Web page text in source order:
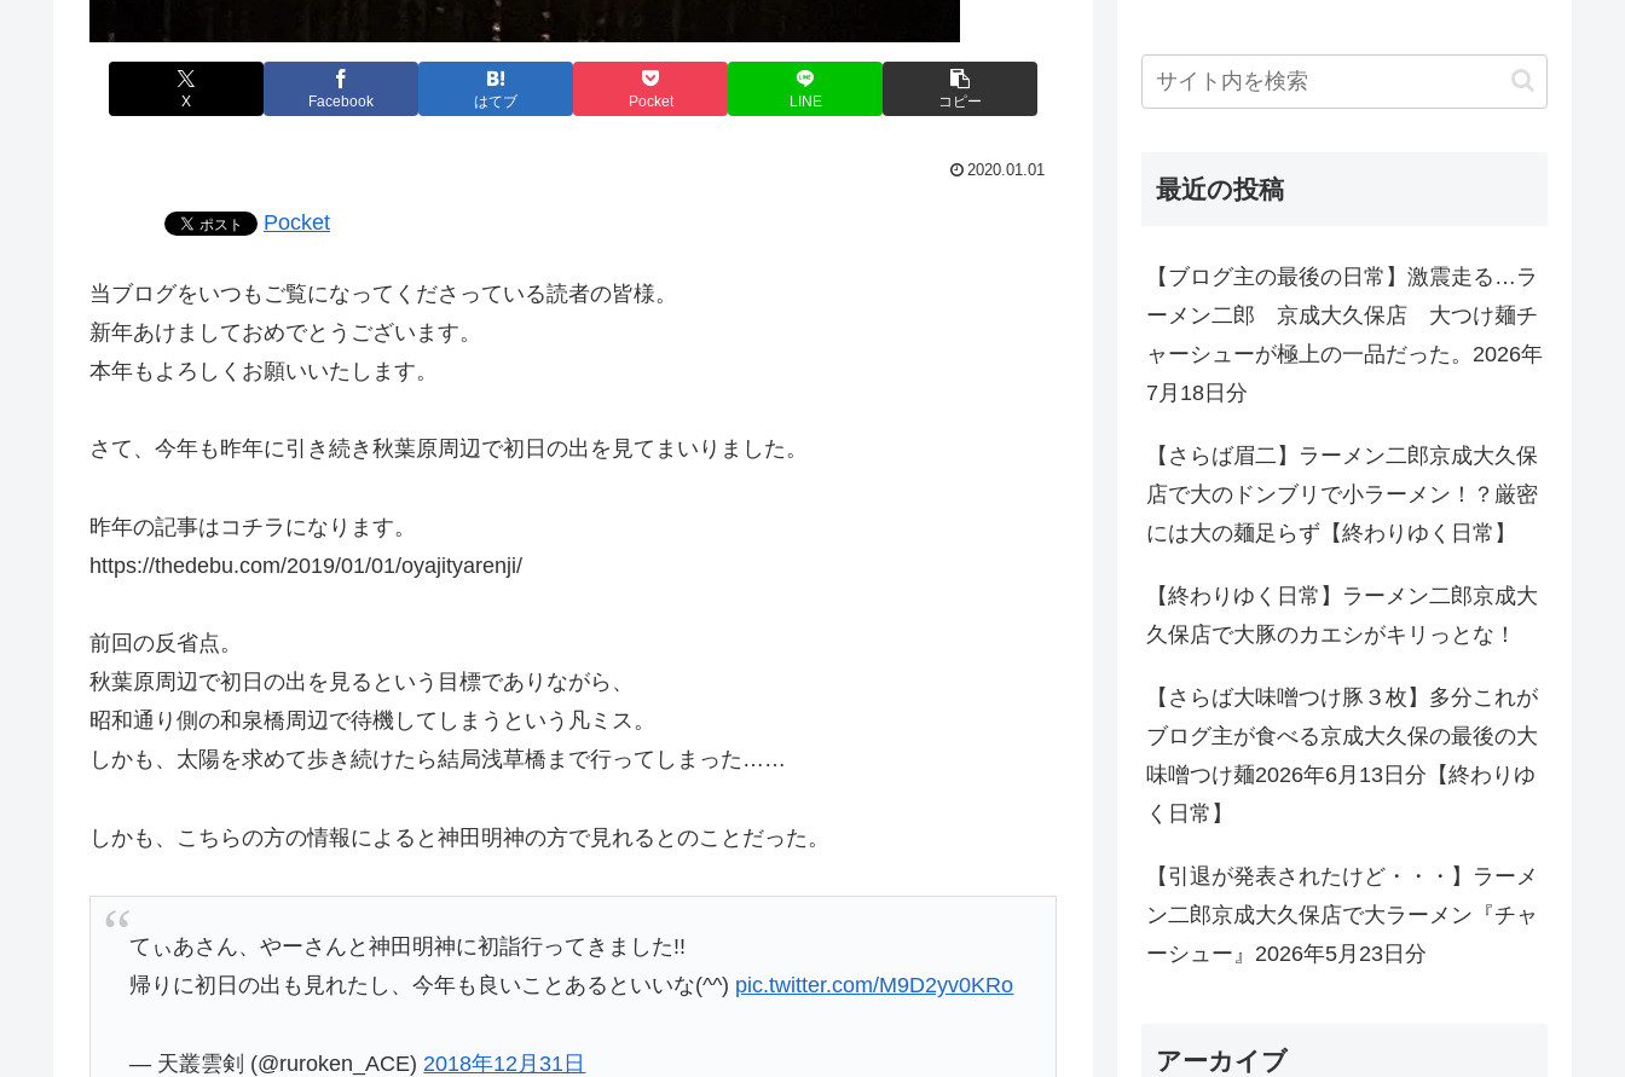
X Facebook はてブ Pocket LINE コピー
2020.01.01
Pocket
当ブログをいつもご覧になってくださっている読者の皆様。
新年あけましておめでとうございます。
本年もよろしくお願いいたします。
さて、今年も昨年に引き続き秋葉原周辺で初日の出を見てまいりました。
昨年の記事はコチラになります。
https://thedebu.com/2019/01/01/oyajityarenji/
前回の反省点。
秋葉原周辺で初日の出を見るという目標でありながら、
昭和通り側の和泉橋周辺で待機してしまうという凡ミス。
しかも、太陽を求めて歩き続けたら結局浅草橋まで行ってしまった……
しかも、こちらの方の情報によると神田明神の方で見れるとのことだった。
てぃあさん、やーさんと神田明神に初詣行ってきました!!
帰りに初日の出も見れたし、今年も良いことあるといいな(^^) pic.twitter.com/M9D2yv0KRo
— 天叢雲剣 (@ruroken_ACE) 2018年12月31日
最近の投稿
【ブログ主の最後の日常】激震走る…ラ
ーメン二郎 京成大久保店 大つけ麺チ
ャーシューが極上の一品だった。2026年
7月18日分
【さらば眉二】ラーメン二郎京成大久保
店で大のドンブリで小ラーメン！？厳密
には大の麺足らず【終わりゆく日常】
【終わりゆく日常】ラーメン二郎京成大
久保店で大豚のカエシがキリっとな！
【さらば大味噌つけ豚３枚】多分これが
ブログ主が食べる京成大久保の最後の大
味噌つけ麺2026年6月13日分【終わりゆ
く日常】
【引退が発表されたけど・・・】ラーメ
ン二郎京成大久保店で大ラーメン『チャ
ーシュー』2026年5月23日分
アーカイブ